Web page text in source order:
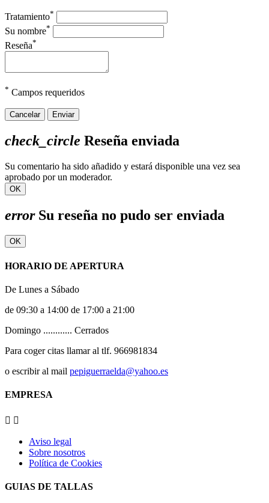
Tratamiento*
Su nombre*
Reseña*
* Campos requeridos
Cancelar Enviar
check_circle Reseña enviada
Su comentario ha sido añadido y estará disponible una vez sea
aprobado por un moderador.
OK
errorSu reseña no pudo ser enviada
OK
HORARIO DE APERTURA
De Lunes a Sábado
de 09:30 a 14:00 de 17:00 a 21:00
Domingo ............ Cerrados
Para coger citas llamar al tlf. 966981834
o escribir al mail pepiguerraelda@yahoo.es
EMPRESA
 
Aviso legal
Sobre nosotros
Política de Cookies
GUIAS DE TALLAS